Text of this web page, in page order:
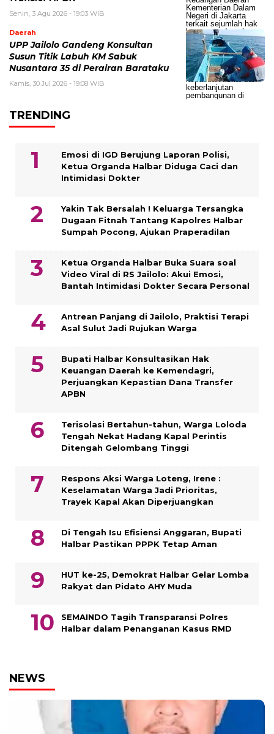
Senin, 3 Agu 2026 - 19:03 WIB
Daerah
UPP Jailolo Gandeng Konsultan
Susun Titik Labuh KM Sabuk
Nusantara 35 di Perairan Barataku
Kamis, 30 Jul 2026 - 19:08 WIB
TRENDING
Emosi di IGD Berujung Laporan Polisi,
Ketua Organda Halbar Diduga Caci dan
Intimidasi Dokter
Yakin Tak Bersalah ! Keluarga Tersangka
Dugaan Fitnah Tantang Kapolres Halbar
Sumpah Pocong, Ajukan Praperadilan
Ketua Organda Halbar Buka Suara soal
Video Viral di RS Jailolo: Akui Emosi,
Bantah Intimidasi Dokter Secara Personal
Antrean Panjang di Jailolo, Praktisi Terapi
Asal Sulut Jadi Rujukan Warga
Bupati Halbar Konsultasikan Hak
Keuangan Daerah ke Kemendagri,
Perjuangkan Kepastian Dana Transfer
APBN
Terisolasi Bertahun-tahun, Warga Loloda
Tengah Nekat Hadang Kapal Perintis
Ditengah Gelombang Tinggi
Respons Aksi Warga Loteng, Irene :
Keselamatan Warga Jadi Prioritas,
Trayek Kapal Akan Diperjuangkan
Di Tengah Isu Efisiensi Anggaran, Bupati
Halbar Pastikan PPPK Tetap Aman
HUT ke-25, Demokrat Halbar Gelar Lomba
Rakyat dan Pidato AHY Muda
SEMAINDO Tagih Transparansi Polres
Halbar dalam Penanganan Kasus RMD
NEWS